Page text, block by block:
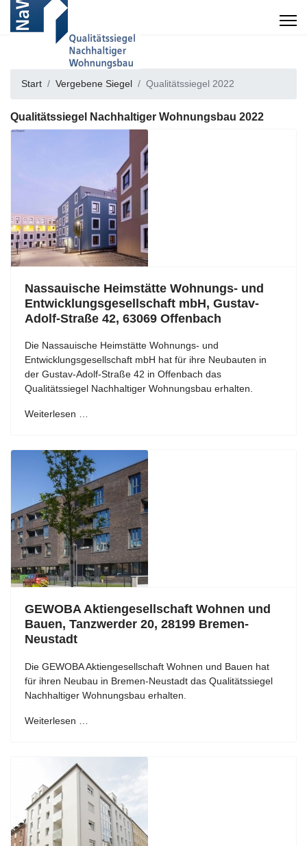
Start Vergebene Siegel Qualitätssiegel 2022
Qualitätssiegel Nachhaltiger Wohnungsbau 2022
Nassauische Heimstätte Wohnungs- und
Entwicklungsgesellschaft mbH, Gustav-
Adolf-Straße 42, 63069 Offenbach
Die Nassauische Heimstätte Wohnungs- und
Entwicklungsgesellschaft mbH hat für ihre Neubauten in
der Gustav-Adolf-Straße 42 in Offenbach das
Qualitätssiegel Nachhaltiger Wohnungsbau erhalten.
Weiterlesen …
GEWOBA Aktiengesellschaft Wohnen und
Bauen, Tanzwerder 20, 28199 Bremen-
Neustadt
Die GEWOBA Aktiengesellschaft Wohnen und Bauen hat
für ihren Neubau in Bremen-Neustadt das Qualitätssiegel
Nachhaltiger Wohnungsbau erhalten.
Weiterlesen …